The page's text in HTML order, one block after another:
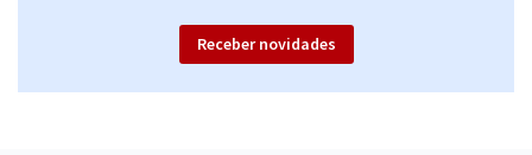
Receber novidades